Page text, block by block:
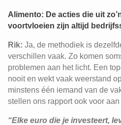
Alimento: De acties die uit
voortvloeien zijn altijd
Rik: Ja, de methodiek is
verschillen vaak. Zo komen
problemen aan het licht. Een
nooit en wekt vaak weerstand
minstens één iemand van de
stellen ons rapport ook voor aan
“Elke euro die je investeert,